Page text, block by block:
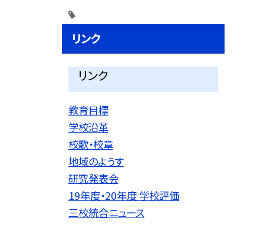
リンク
リンク
教育目標
学校沿革
校歌・校章
地域のようす
研究発表会
19年度・20年度 学校評価
三校統合ニュース